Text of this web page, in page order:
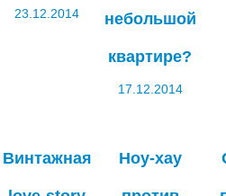
23.12.2014 небольшой
квартире?
17.12.2014
Винтажная Ноу-хау